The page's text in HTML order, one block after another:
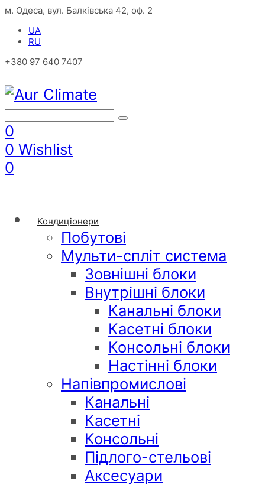
м. Одеса, вул. Балківська 42, оф. 2
UA
RU
+380 97 640 7407
0
0 Wishlist
0
Кондиціонери
Побутові
Мульти-спліт система
Зовнішні блоки
Внутрішні блоки
Канальні блоки
Касетні блоки
Консольні блоки
Настінні блоки
Напівпромислові
Канальні
Касетні
Консольні
Підлого-стельові
Аксесуари